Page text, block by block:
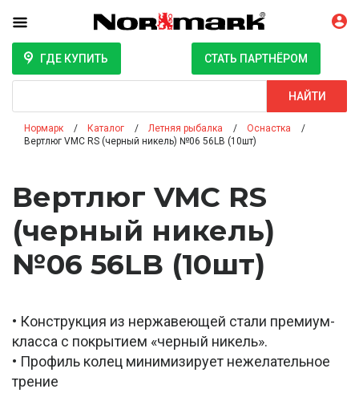
ГДЕ КУПИТЬ СТАТЬ ПАРТНЁРОМ
НАЙТИ
Нормарк Каталог Летняя рыбалка
Оснастка
Вертлюг VMC RS (черный никель) №06 56LB (10шт)
Вертлюг VMC RS
(черный никель)
№06 56LB (10шт)
• Конструкция из нержавеющей стали премиум-
класса с покрытием «черный никель».
• Профиль колец минимизирует нежелательное
трение